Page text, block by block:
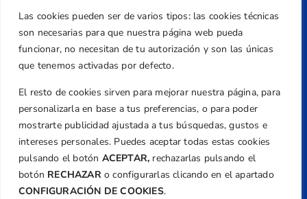
Las cookies pueden ser de varios tipos: las cookies técnicas
son necesarias para que nuestra página web pueda
funcionar, no necesitan de tu autorización y son las únicas
que tenemos activadas por defecto.
El resto de cookies sirven para mejorar nuestra página, para
personalizarla en base a tus preferencias, o para poder
mostrarte publicidad ajustada a tus búsquedas, gustos e
intereses personales. Puedes aceptar todas estas cookies
pulsando el botón ACEPTAR, rechazarlas pulsando el
botón RECHAZARo configurarlas clicando en el apartado
CONFIGURACIÓN DE COOKIES.
Teléfono
+34 961 367 799
Email
federacion@golfcv.com
Aviso Legal
Política de Privacidad
Transparencia
Normativa
Federación